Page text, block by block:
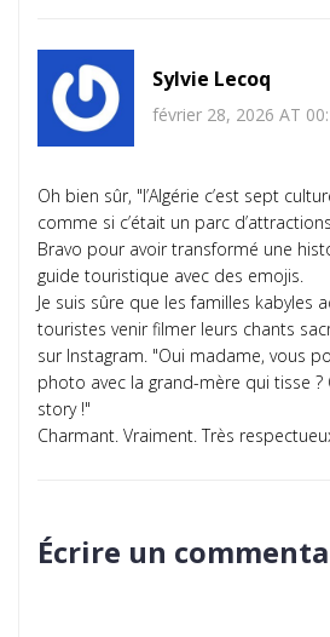
Sylvie Lecoq
février 28, 2026 AT
Oh bien sûr, "l’Algérie c’est sept
comme si c’était un parc
Bravo pour avoir transformé une
guide touristique avec des emojis.
Je suis sûre que les familles kabyles
touristes venir filmer leurs chants
sur Instagram. "Oui madame, vous
photo avec la grand-mère qui tisse
story !"
Charmant. Vraiment. Très
Écrire un